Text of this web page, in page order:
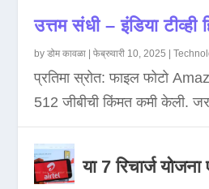
उत्तम संधी – इंडिया टीव्ही
byडोम कावळा |फेब्रुवारी 10, 2025 |
प्रतिमा स्रोत: फाइल फोटो
512 जीबीची किंमत कमी केली.
या 7 रिचार्ज